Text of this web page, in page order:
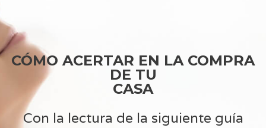
CÓMO ACERTAR EN LA COMPRA
DE TU
CASA
Con la lectura de la siguiente guía